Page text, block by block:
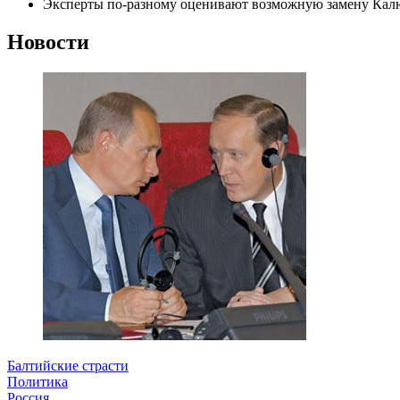
Эксперты по-разному оценивают возможную замену
Новости
Балтийские страсти
Политика